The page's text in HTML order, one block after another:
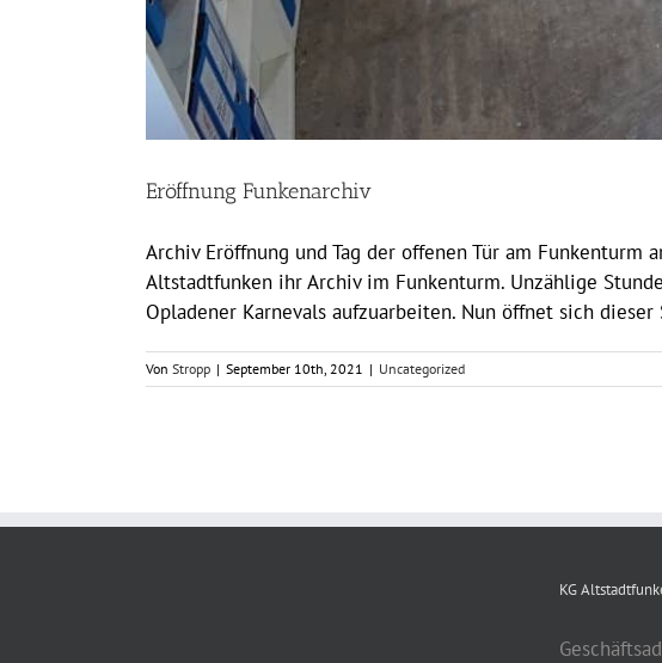
Eröffnung Funkenarchiv
Archiv Eröffnung und Tag der offenen Tür am
Altstadtfunken ihr Archiv im Funkenturm. Unzählige
Opladener Karnevals aufzuarbeiten. Nun öffnet sich
Von Stropp | September 10th, 2021 | Uncategorized
KG